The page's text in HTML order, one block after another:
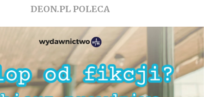
DEON.PL POLECA